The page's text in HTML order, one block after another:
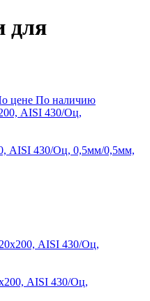
для
цене По наличию
AISI 430/Оц, 0,5мм/0,5мм,
AISI 430/Оц,